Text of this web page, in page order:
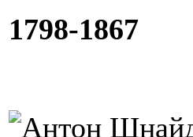
1798-1867